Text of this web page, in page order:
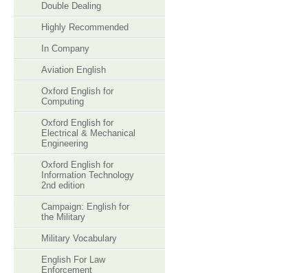
Double Dealing
Highly Recommended
In Company
Aviation English
Oxford English for
Computing
Oxford English for
Electrical & Mechanical
Engineering
Oxford English for
Information Technology
2nd edition
Campaign: English for
the Military
Military Vocabulary
English For Law
Enforcement